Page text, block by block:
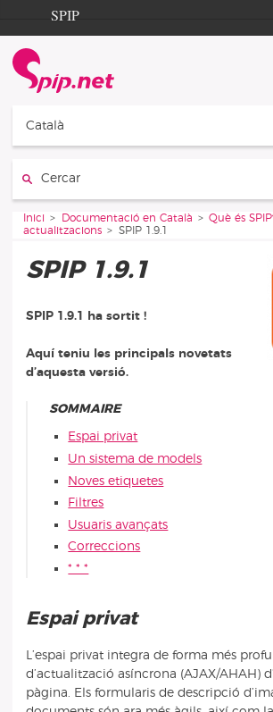
Aller au contenu
Aller à la navigation
SPIP
Documentation
Contribution
Català
Vous êtes ici :
Inici Documentació en Català Què és
actualitzacions
SPIP 1.9.1
SPIP 1.9.1
SPIP 1.9.1 ha sortit !
Aquí teniu les principals novetats
d’aquesta versió.
SOMMAIRE
Espai privat
Un sistema de models
Noves etiquetes
Filtres
Usuaris avançats
Correccions
* * *
Espai privat
L’espai privat integra de forma més
d’actualització asíncrona (AJAX/AHAH)
pàgina. Els formularis de descripció